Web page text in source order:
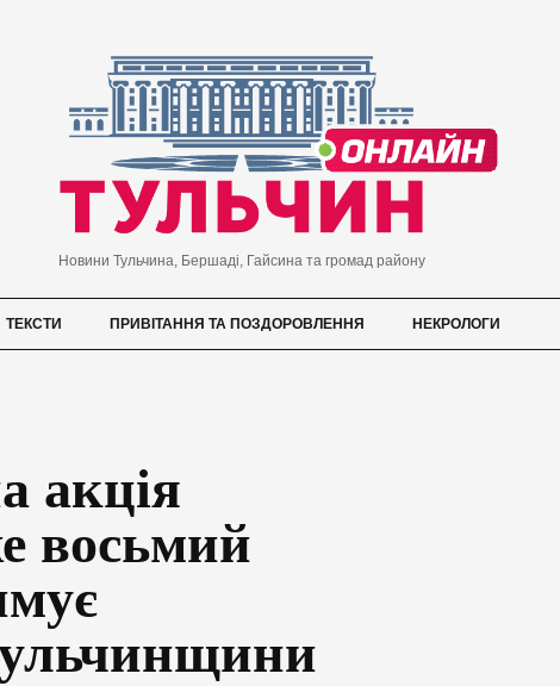
Новини Тульчина, Бершаді, Гайсина та громад району
ТЕКСТИ ПРИВІТАННЯ ТА ПОЗДОРОВЛЕННЯ НЕКРОЛОГИ
акція
восьмий